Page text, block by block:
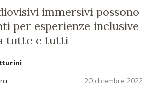
immersivi possono
per esperienze inclusive
tutte e tutti
20 dicembre 2022